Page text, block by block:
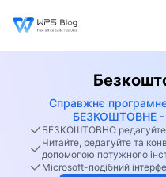
Справжнє
БЕЗКОШТОВНЕ -
БЕЗКОШТОВНО редагуйте
Читайте, редагуйте та
допомогою потужного
Microsoft-подібний